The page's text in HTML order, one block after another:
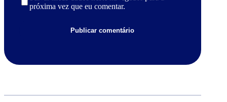
próxima vez que eu comentar.